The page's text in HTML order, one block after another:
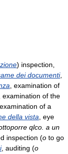
) inspection,
dei documenti,
, examination of
examination of the
, examination of a
della vista , eye
qlco. a un
inspection (o to go
, auditing (o